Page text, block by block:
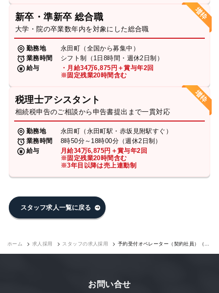
新卒・準新卒 総合職
大学・院の卒業数年内を対象にした総合職
勤務地
永田町（全国から募集中）
業務時間
シフト制（1日8時間・週休2日制）
給与
・月給34万6,875円＋賞与年2回
※固定残業20時間含む
税理士アシスタント
相続税申告のご相談から申告書提出まで一貫対応
勤務地
永田町（永田町駅・赤坂見附駅すぐ）
業務時間
8時50分～18時00分（週休2日制）
給与
月給34万6,875円＋賞与年2回
※固定残業20時間含む
※3年目以降は売上連動制
スタッフ求人一覧に戻る
ホーム 求人採用 スタッフの求人採用
予約受付オペレーター（契約社員）（永
お問い合せ